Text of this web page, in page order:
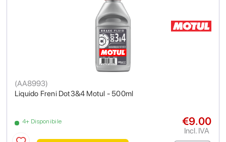
Liquido Freni Dot3&4 Motul - 500ml
(AA8993)
4+ Disponibile €9.00
Incl. IVA